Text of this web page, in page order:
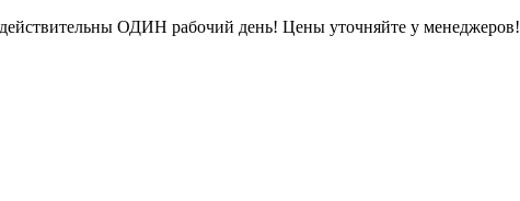
ОДИН рабочий день! Цены уточняйте у менеджеров!